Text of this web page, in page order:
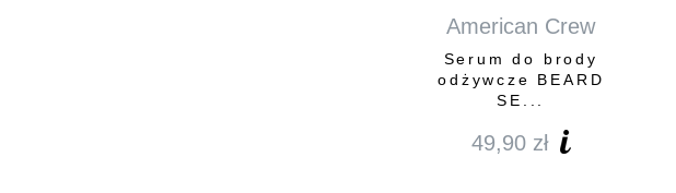
American Crew
Serum do brody
odżywcze BEARD
SE...
49,90 zł